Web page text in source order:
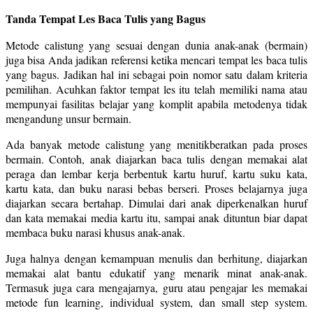
Tanda Tempat Les Baca Tulis yang Bagus
Metode calistung yang sesuai dengan dunia anak-anak (bermain)
juga bisa Anda jadikan referensi ketika mencari tempat les baca tulis
yang bagus. Jadikan hal ini sebagai poin nomor satu dalam kriteria
pemilihan. Acuhkan faktor tempat les itu telah memiliki nama atau
mempunyai fasilitas belajar yang komplit apabila metodenya tidak
mengandung unsur bermain.
Ada banyak metode calistung yang menitikberatkan pada proses
bermain. Contoh, anak diajarkan baca tulis dengan memakai alat
peraga dan lembar kerja berbentuk kartu huruf, kartu suku kata,
kartu kata, dan buku narasi bebas berseri. Proses belajarnya juga
diajarkan secara bertahap. Dimulai dari anak diperkenalkan huruf
dan kata memakai media kartu itu, sampai anak dituntun biar dapat
membaca buku narasi khusus anak-anak.
Juga halnya dengan kemampuan menulis dan berhitung, diajarkan
memakai alat bantu edukatif yang menarik minat anak-anak.
Termasuk juga cara mengajarnya, guru atau pengajar les memakai
metode fun learning, individual system, dan small step system.